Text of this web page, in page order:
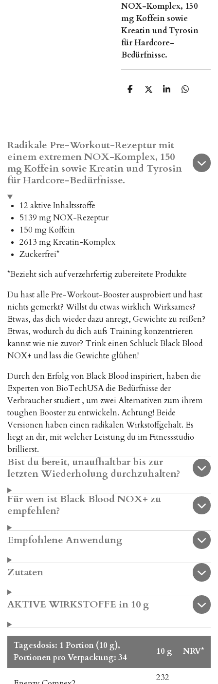
NOX-Komplex, 150
mg Koffein sowie
Kreatin und Tyrosin
für Hardcore-
Bedürfnisse.
T
e
T
e
T
e
T
e
Radikale Pre-Workout-Rezeptur mit
einem extremen NOX-Komplex, 150
mg Koffein sowie Kreatin und Tyrosin
für Hardcore-Bedürfnisse.
12 aktive Inhaltsstoffe
5139 mg NOX-Rezeptur
150 mg Koffein
2613 mg Kreatin-Komplex
Zuckerfrei*
*Bezieht sich auf verzehrfertig zubereitete Produkte
Du hast alle Pre-Workout-Booster ausprobiert und hast
nichts gemerkt? Willst du etwas wirklich Wirksames?
Etwas, das dich wieder dazu anregt, Gewichte zu reißen?
Etwas, wodurch du dich aufs Training konzentrieren
kannst wie nie zuvor? Trink einen Schluck Black Blood
NOX+ und lass die Gewichte glühen!
Durch den Erfolg von Black Blood inspiriert, haben die
Experten von BioTechUSA die Bedürfnisse der
Verbraucher studiert , um zwei Alternativen zum ihrem
toughen Booster zu entwickeln. Achtung! Beide
Versionen haben einen radikalen Wirkstoffgehalt. Es
liegt an dir, mit welcher Leistung du im Fitnessstudio
brillierst.
Bist du bereit, unaufhaltbar bis zur
letzten Wiederholung durchzuhalten?
Für wen ist Black Blood NOX+ zu
empfehlen?
Empfohlene Anwendung
Zutaten
AKTIVE WIRKSTOFFE in 10 g
Tagesdosis: 1 Portion (10 g),
Portionen pro Verpackung: 34
10 g NRV*
232